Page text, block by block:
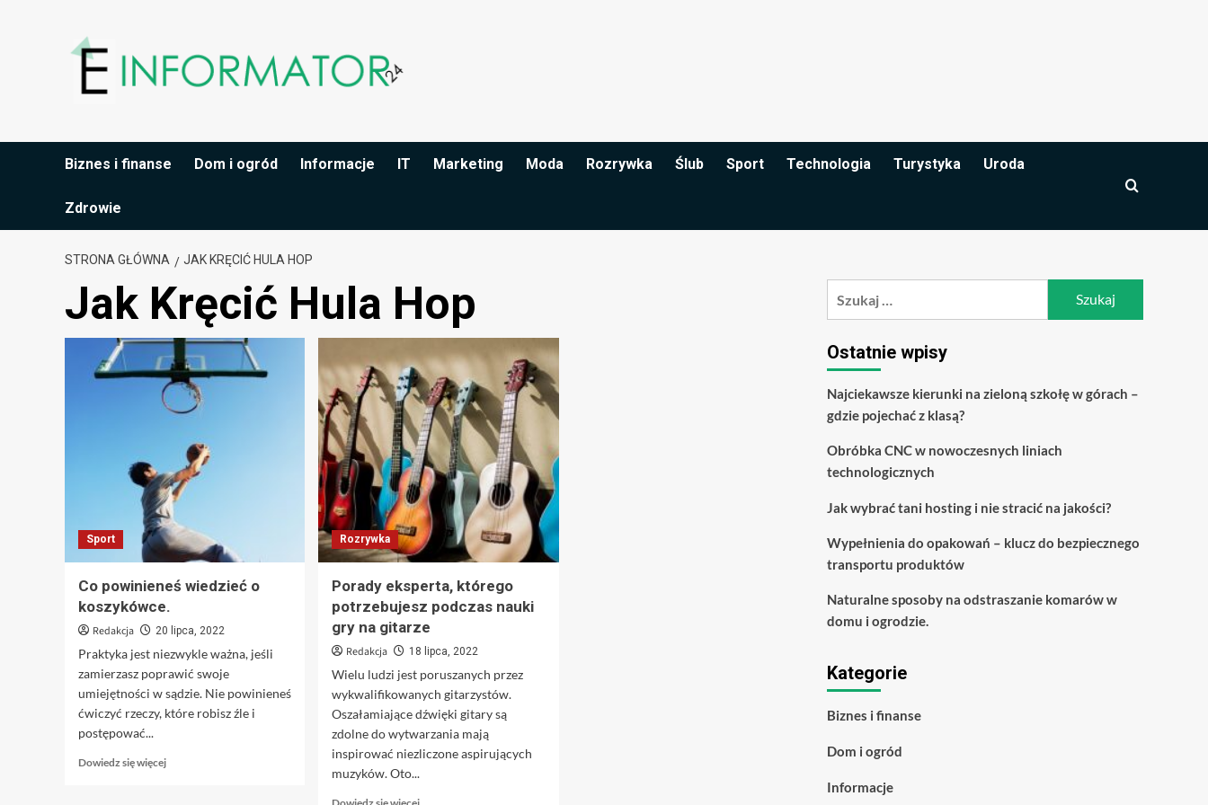
Biznes i finanse Dom i ogród Informacje IT Marketing Moda Rozrywka Ślub Sport Technologia Turystyka Uroda
Zdrowie
STRONA GŁÓWNA JAK KRĘCIĆ HULA HOP
Jak Kręcić Hula Hop
Sport
Co powinieneś wiedzieć o
koszykówce.
Redakcja 20 lipca, 2022
Praktyka jest niezwykle ważna, jeśli
zamierzasz poprawić swoje
umiejętności w sądzie. Nie powinieneś
ćwiczyć rzeczy, które robisz źle i
postępować...
Dowiedz się więcejDowiedz
Rozrywka
Porady eksperta, którego
potrzebujesz podczas nauki
gry na gitarze
Redakcja 18 lipca, 2022
Wielu ludzi jest poruszanych przez
wykwalifikowanych gitarzystów.
Oszałamiające dźwięki gitary są
zdolne do wytwarzania mają
inspirować niezliczone aspirujących
muzyków. Oto...
Dowiedz się więcejDowiedz
Ostatnie wpisy
Najciekawsze kierunki na zieloną szkołę w górach –
gdzie pojechać z klasą?
Obróbka CNC w nowoczesnych liniach
technologicznych
Jak wybrać tani hosting i nie stracić na jakości?
Wypełnienia do opakowań – klucz do bezpiecznego
transportu produktów
Naturalne sposoby na odstraszanie komarów w
domu i ogrodzie.
Kategorie
Biznes i finanse
Dom i ogród
Informacje